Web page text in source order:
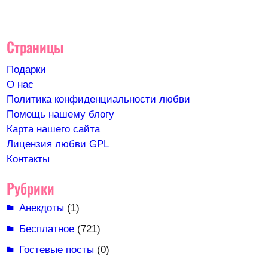
Страницы
Подарки
О нас
Политика конфиденциальности любви
Помощь нашему блогу
Карта нашего сайта
Лицензия любви GPL
Контакты
Рубрики
Анекдоты (1)
Бесплатное(721)
Гостевые посты (0)